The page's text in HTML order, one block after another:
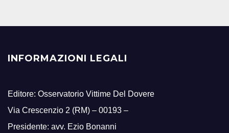
INFORMAZIONI LEGALI
Editore: Osservatorio Vittime Del Dovere
Via Crescenzio 2 (RM) – 00193 –
Presidente: avv. Ezio Bonanni